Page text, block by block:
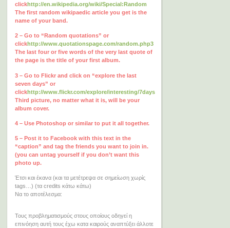
clickhttp://en.wikipedia.org/wiki/Special:Random
The first random wikipaedic article you get is the
name of your band.
2 – Go to “Random quotations” or
clickhttp://www.quotationspage.com/random.php3
The last four or five words of the very last quote of
the page is the title of your first album.
3 – Go to Flickr and click on “explore the last
seven days” or
clickhttp://www.flickr.com/explore/interesting/7days
Third picture, no matter what it is, will be your
album cover.
4 – Use Photoshop or similar to put it all together.
5 – Post it to Facebook with this text in the
“caption” and tag the friends you want to join in.
(you can untag yourself if you don’t want this
photo up.
Έτσι και έκανα (και τα μετέτρεψα σε σημείωση χωρίς
tags…) (τα credits κάτω κάτω)
Να το αποτέλεσμα:
Τους προβληματισμούς στους οποίους οδηγεί η
επινόηση αυτή τους έχω κατα καιρούς αναπτύξει άλλοτε